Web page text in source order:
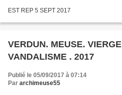
EST REP 5 SEPT 2017
VERDUN. MEUSE. VIERGE DU COULMIER .
VANDALISME . 2017
Publié le 05/09/2017 à 07:14
Par archimeuse55